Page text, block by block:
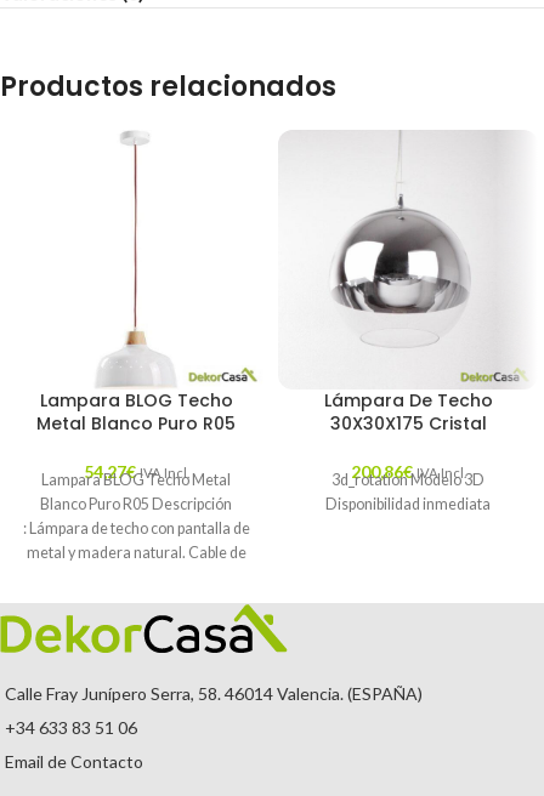
Productos relacionados
Lampara BLOG Techo
Metal Blanco Puro R05
54,27€ IVA Incl.
Lampara BLOG Techo Metal
Blanco Puro R05 Descripción
: Lámpara de techo con pantalla de
metal y madera natural. Cable de
Lámpara De Techo
30X30X175 Cristal
200,86€ IVA Incl.
3d_rotation Modelo 3D
Disponibilidad inmediata
Calle Fray Junípero Serra, 58. 46014 Valencia. (ESPAÑA)
+34 633 83 51 06
Email de Contacto